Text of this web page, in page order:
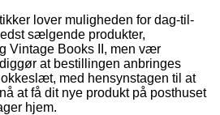
lover muligheden for dag-til-
sælgende produkter,
Vintage Books II, men vær
at bestillingen anbringes
med hensynstagen til at
at få dit nye produkt på posthuset
hjem.